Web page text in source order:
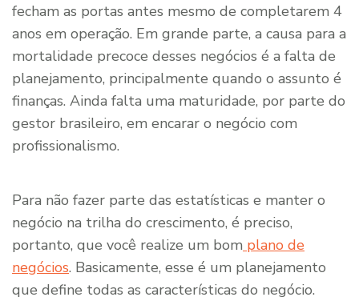
fecham as portas antes mesmo de completarem 4
anos em operação. Em grande parte, a causa para a
mortalidade precoce desses negócios é a falta de
planejamento, principalmente quando o assunto é
finanças. Ainda falta uma maturidade, por parte do
gestor brasileiro, em encarar o negócio com
profissionalismo.
Para não fazer parte das estatísticas e manter o
negócio na trilha do crescimento, é preciso,
portanto, que você realize um bom plano de
negócios. Basicamente, esse é um planejamento
que define todas as características do negócio.